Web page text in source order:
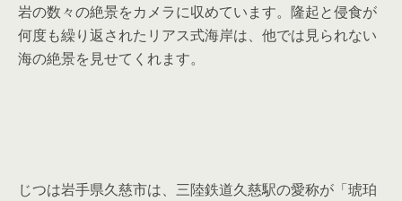
岩の数々の絶景をカメラに収めています。隆起と侵食が
何度も繰り返されたリアス式海岸は、他では見られない
海の絶景を見せてくれます。
じつは岩手県久慈市は、三陸鉄道久慈駅の愛称が「琥珀